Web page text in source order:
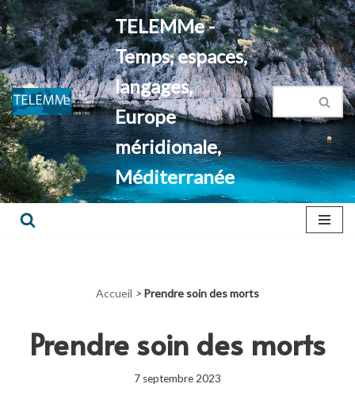
Aller
au
contenu
TELEMMe -
Temps, espaces,
langages,
Europe
méridionale,
Méditerranée
Accueil > Prendre soin des morts
Prendre soin des morts
7 septembre 2023